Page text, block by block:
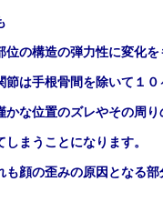
の構造の弾力性に変化を
は手根骨間を除いて１０
な位置のズレやその周
まうことになります。
顔の歪みの原因となる部